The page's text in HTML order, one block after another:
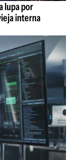
lupa por
interna